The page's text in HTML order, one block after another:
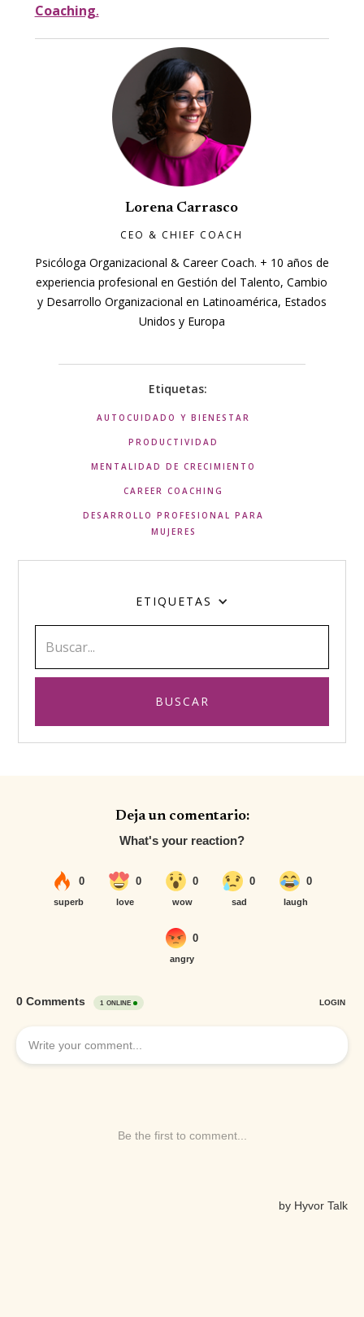
Coaching.
Lorena Carrasco
CEO & CHIEF COACH
Psicóloga Organizacional & Career Coach. + 10 años de
experiencia profesional en Gestión del Talento, Cambio
y Desarrollo Organizacional en Latinoamérica, Estados
Unidos y Europa
Etiquetas:
AUTOCUIDADO Y BIENESTAR
PRODUCTIVIDAD
MENTALIDAD DE CRECIMIENTO
CAREER COACHING
DESARROLLO PROFESIONAL PARA
MUJERES
ETIQUETAS
Deja un comentario: